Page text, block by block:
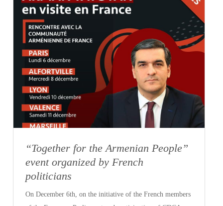
“Together for the Armenian People”
event organized by French
politicians
On December 6th, on the initiative of the French members